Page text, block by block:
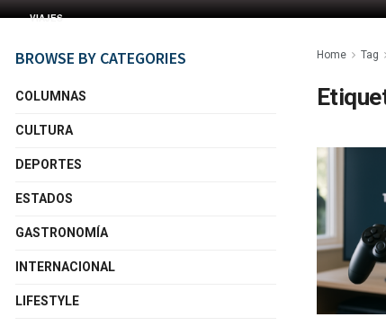
VIAJES
Home Tag
BROWSE BY CATEGORIES
COLUMNAS
CULTURA
DEPORTES
ESTADOS
GASTRONOMÍA
INTERNACIONAL
LIFESTYLE